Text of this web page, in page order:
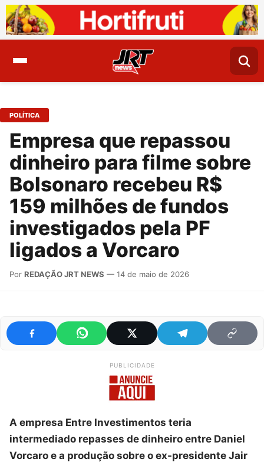
POLÍTICA
Empresa que repassou
dinheiro para filme sobre
Bolsonaro recebeu R$
159 milhões de fundos
investigados pela PF
ligados a Vorcaro
Por REDAÇÃO JRT NEWS — 14 de maio de 2026
PUBLICIDADE
A empresa Entre Investimentos teria
intermediado repasses de dinheiro entre Daniel
Vorcaro e a produção sobre o ex-presidente Jair